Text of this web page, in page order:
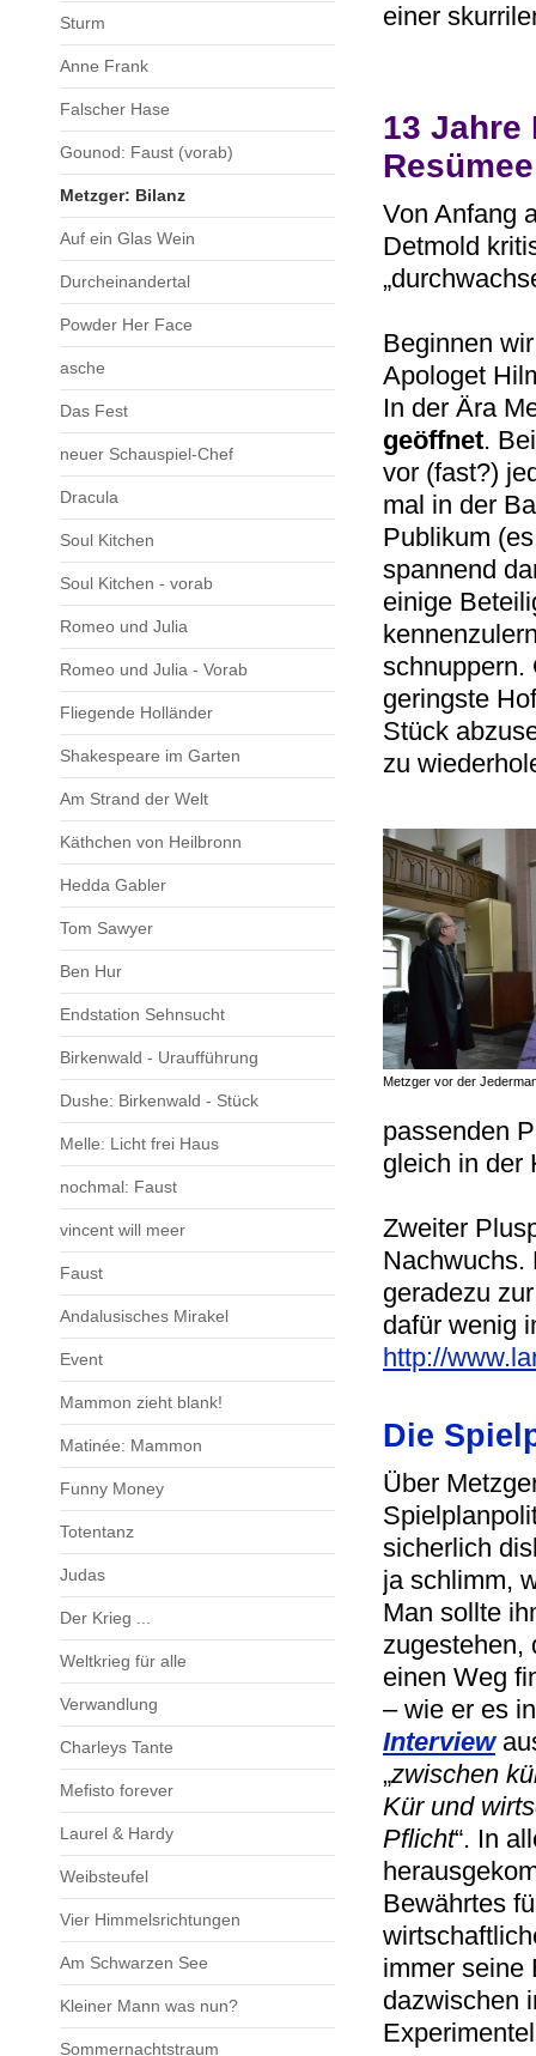
Sturm
Anne Frank
Falscher Hase
Gounod: Faust (vorab)
Metzger: Bilanz
Auf ein Glas Wein
Durcheinandertal
Powder Her Face
asche
Das Fest
neuer Schauspiel-Chef
Dracula
Soul Kitchen
Soul Kitchen - vorab
Romeo und Julia
Romeo und Julia - Vorab
Fliegende Holländer
Shakespeare im Garten
Am Strand der Welt
Käthchen von Heilbronn
Hedda Gabler
Tom Sawyer
Ben Hur
Endstation Sehnsucht
Birkenwald - Uraufführung
Dushe: Birkenwald - Stück
Melle: Licht frei Haus
nochmal: Faust
vincent will meer
Faust
Andalusisches Mirakel
Event
Mammon zieht blank!
Matinée: Mammon
Funny Money
Totentanz
Judas
Der Krieg ...
Weltkrieg für alle
Verwandlung
Charleys Tante
Mefisto forever
Laurel & Hardy
Weibsteufel
Vier Himmelsrichtungen
Am Schwarzen See
Kleiner Mann was nun?
Sommernachtstraum
einer
13 Jahre
Resümee
Von Anfang
Detmold
Beginnen
Apologet
In der Ära
geöffnet.
vor (fast?)
mal in der
Publikum
spannend
einige
schnuppern.
geringste
Stück
zu
Metzger vor der
passenden
gleich in der
Zweiter
geradezu
dafür wenig
http://
Die
Über
sicherlich
ja schlimm,
Man sollte
zugestehen,
einen Weg
– wie er es
Interview
„zwischen
Kür und
Pflicht“. In
Bewährtes
immer seine
dazwischen